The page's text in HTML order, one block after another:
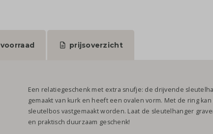
voorraad prijsoverzicht
Een relatiegeschenk met extra snufje: de drijvende
gemaakt van kurk en heeft een ovalen vorm. Met de ring
sleutelbos vastgemaakt worden. Laat de sleutelhanger
en praktisch duurzaam geschenk!